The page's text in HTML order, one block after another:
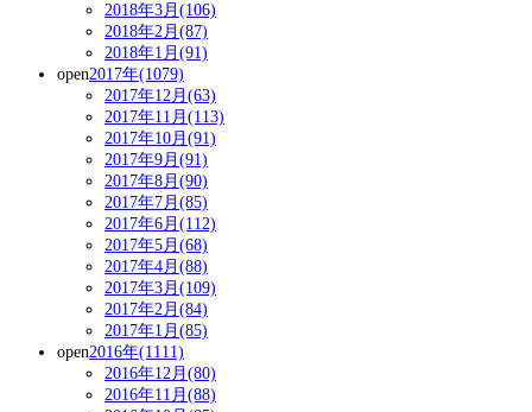
2018年3月(106)
2018年2月(87)
2018年1月(91)
open2017年(1079)
2017年12月(63)
2017年11月(113)
2017年10月(91)
2017年9月(91)
2017年8月(90)
2017年7月(85)
2017年6月(112)
2017年5月(68)
2017年4月(88)
2017年3月(109)
2017年2月(84)
2017年1月(85)
open2016年(1111)
2016年12月(80)
2016年11月(88)